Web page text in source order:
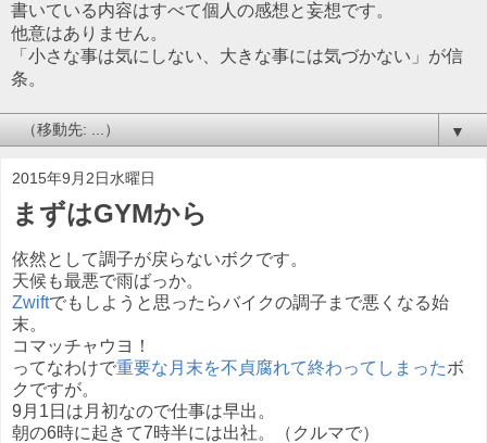
書いている内容はすべて個人の感想と妄想です。
他意はありません。
「小さな事は気にしない、大きな事には気づかない」が信
条。
▼
2015年9月2日水曜日
まずはGYMから
依然として調子が戻らないボクです。
天候も最悪で雨ばっか。
Zwiftでもしようと思ったらバイクの調子まで悪くなる始
末。
コマッチャウヨ！
ってなわけで重要な月末を不貞腐れて終わってしまったボ
クですが。
9月1日は月初なので仕事は早出。
朝の6時に起きて7時半には出社。（クルマで）